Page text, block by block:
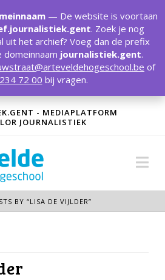
- MEDIAPLATFORM
JOURNALISTIEK
BY “LISA DE VIJLDER”
— De website is voortaan
. Zoek je nog
uit het archief? Voeg dan de prefix
journalistiek.gent.
of
72 00 bij vragen.